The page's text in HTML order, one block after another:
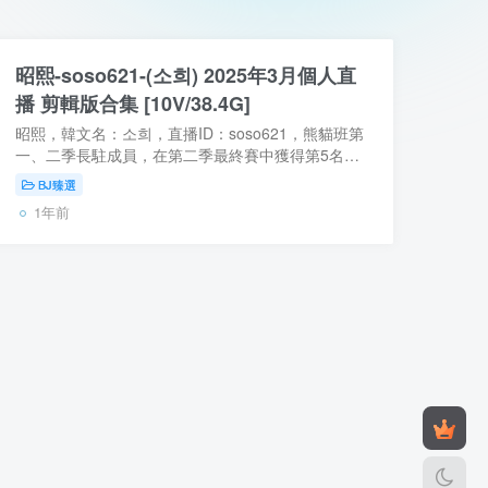
昭熙-soso621-(소희) 2025年3月個人直
播 剪輯版合集 [10V/38.4G]
昭熙，韓文名：소희，直播ID：soso621，熊貓班第
一、二季長駐成員，在第二季最終賽中獲得第5名，
成績還是不錯的。口罩一直未摘過，尺度方面在個人
直播中也非常有看點 【資源型別】：自錄影片【...
BJ臻選
1年前